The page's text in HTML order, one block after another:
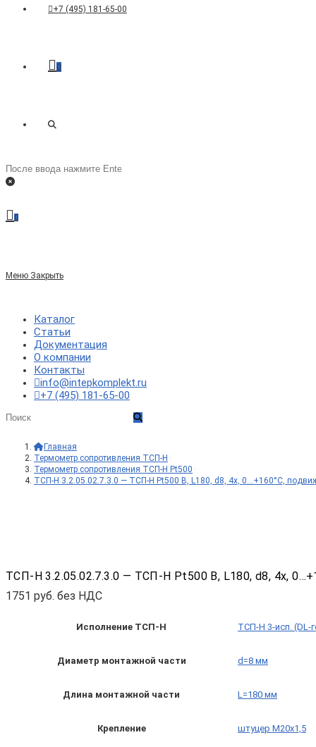
+7 (495) 181-65-00
0
Переключить
сайту
Поиск
на
0
Меню Закрыть
Каталог
Статьи
Документация
О компании
Контакты
info@intepkomplekt.ru
+7 (495) 181-65-00
Главная
Термометр сопротивления ТСП-Н
Термометр сопротивления ТСП-Н Pt500
ТСП-Н 3.2.05.02.7.3.0 — ТСП-Н Pt500 B, L180, d8, 4х, 0…+160°С,
ТСП-Н 3.2.05.02.7.3.0 — ТСП-Н Pt500 B, L180, d8, 4х,
1751 руб. без НДС
Исполнение ТСП-Н ТСП-Н 3-исп. (DL-
Диаметр монтажной части d=8 мм
Длина монтажной части L=180 мм
Крепление штуцер М20х1,5